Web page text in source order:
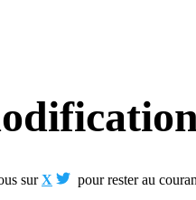
surX pour rester au